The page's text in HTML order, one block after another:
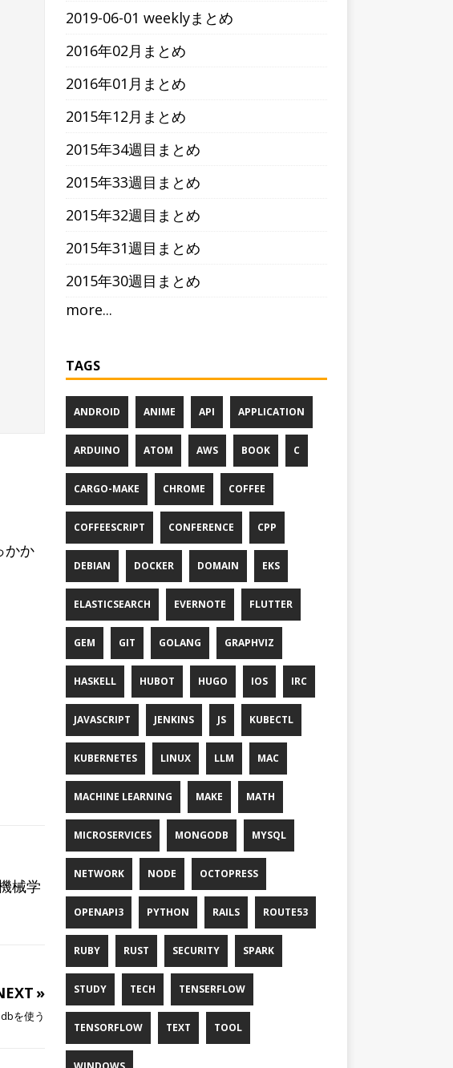
かか
械学
»
を使う
2019-06-01 weeklyまとめ
2016年02月まとめ
2016年01月まとめ
2015年12月まとめ
2015年34週目まとめ
2015年33週目まとめ
2015年32週目まとめ
2015年31週目まとめ
2015年30週目まとめ
more...
TAGS
ANDROID ANIME API APPLICATION
ARDUINO ATOM AWS BOOK C
CARGO-MAKE CHROME COFFEE
COFFEESCRIPT CONFERENCE CPP
DEBIAN DOCKER DOMAIN EKS
ELASTICSEARCH EVERNOTE FLUTTER
GEM GIT GOLANG GRAPHVIZ
HASKELL HUBOT HUGO IOS IRC
JAVASCRIPT JENKINS JS KUBECTL
KUBERNETES LINUX LLM MAC
MACHINE LEARNING MAKE MATH
MICROSERVICES MONGODB MYSQL
NETWORK NODE OCTOPRESS
OPENAPI3 PYTHON RAILS ROUTE53
RUBY RUST SECURITY SPARK
STUDY TECH TENSERFLOW
TENSORFLOW TEXT TOOL